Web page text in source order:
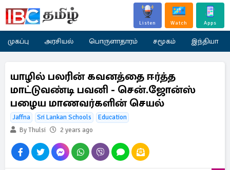
Listen Watch Apps
முகப்பு அரசியல் பொருளாதாரம் சமூகம் இந்தியா
யாழில் பலரின் கவனத்தை ஈர்த்த
மாட்டுவண்டி பவனி - சென்.ஜோன்ஸ்
பழைய மாணவர்களின் செயல்
Jaffna Sri Lankan Schools
Education
By Thulsi
2 years ago